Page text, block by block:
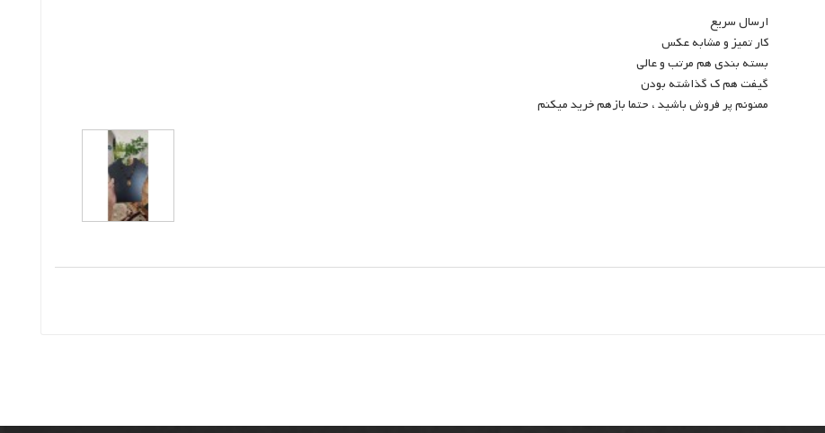
ارسال سریع
کار تمیز و مشابه عکس
بسته بندی هم مرتب و عالی
گیفت هم ک گذاشته بودن
ممنونم پر فروش باشید ، حتما بازهم خرید میکنم